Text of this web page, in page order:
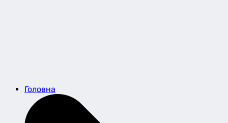
Головна